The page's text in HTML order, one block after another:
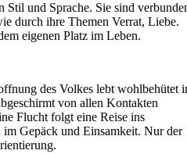
Stil und Sprache. Sie sind
durch ihre Themen Verrat, Liebe.
eigenen Platz im Leben.
des Volkes lebt wohlbehütet
von allen Kontakten
Flucht folgt eine Reise ins
Gepäck und Einsamkeit. Nur der